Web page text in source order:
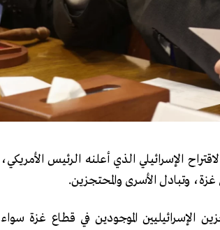
الإسرائيلي الذي أعلنه الرئيس الأمريكي،
وتبادل الأسرى والمحتجزين.
الإسرائيليين الموجودين في قطاع غزة سواء